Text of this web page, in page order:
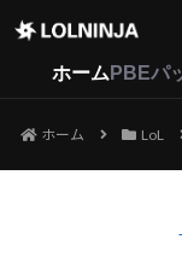
ホーム PBEパ
ホーム LoL